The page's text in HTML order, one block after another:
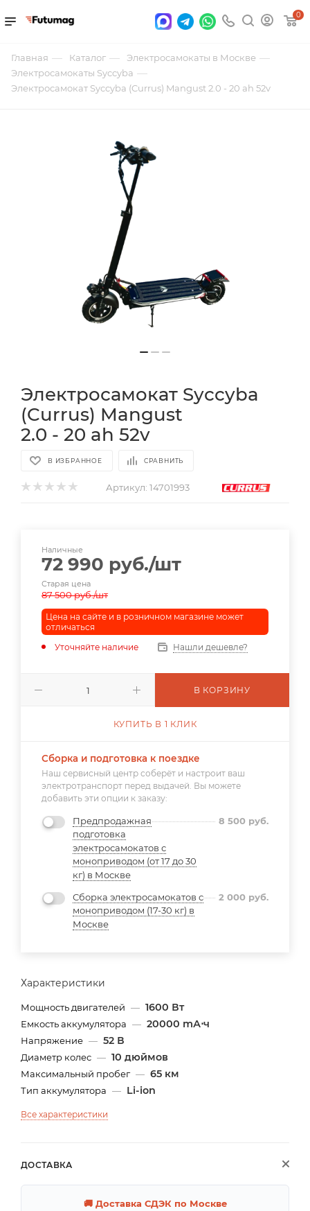
0
Главная — Каталог — Электросамокаты в Москве —
Электросамокаты Syccyba —
Электросамокат Syccyba (Currus) Mangust 2.0 - 20 ah 52v
Электросамокат Syccyba
(Currus) Mangust
2.0 - 20 ah 52v
В ИЗБРАННОЕ СРАВНИТЬ
Артикул: 14701993
Характеристики
Мощность двигателей — 1600 Вт
Емкость аккумулятора — 20000 mА⋅ч
Напряжение — 52 В
Диаметр колес — 10 дюймов
Максимальный пробег — 65 км
Тип аккумулятора — Li-ion
Все характеристики
ДОСТАВКА
🚚 Доставка СДЭК по Москве
Наличные
72 990 руб./шт
Старая цена
87 500руб./шт
Цена на сайте и в розничном магазине может
отличаться
Уточняйте наличие
Нашли дешевле?
В КОРЗИНУ
КУПИТЬ В 1 КЛИК
Сборка и подготовка к поездке
Наш сервисный центр соберёт и настроит ваш
электротранспорт перед выдачей. Вы можете
добавить эти опции к заказу:
Предпродажная
подготовка
электросамокатов с
моноприводом (от 17 до 30
кг) в Москве
8 500 руб.
Сборка электросамокатов с
моноприводом (17-30 кг) в
Москве
2 000 руб.